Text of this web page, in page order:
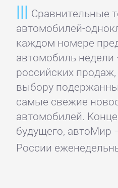
Сравнительные
автомобилей-
каждом номере
автомобиль недели
российских
выбору
самые свежие
автомобилей.
будущего, автоМир
России
фитнес
Хобби,
Ремесла
Эротика,
Секс
ЗАРУБЕЖНОЕ